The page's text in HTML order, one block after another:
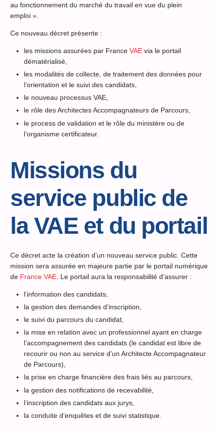
au fonctionnement du marché du travail en vue du plein
emploi ».
Ce nouveau décret présente :
les missions assurées par France VAE via le portail
dématérialisé,
les modalités de collecte, de traitement des données pour
l’orientation et le suivi des candidats,
le nouveau processus VAE,
le rôle des Architectes Accompagnateurs de Parcours,
le process de validation et le rôle du ministère ou de
l’organisme certificateur.
Missions du
service public de
la VAE et du portail
Ce décret acte la création d’un nouveau service public. Cette
mission sera assurée en majeure partie par le portail numérique
de France VAE . Le portail aura la responsabilité d’assurer :
l’information des candidats,
la gestion des demandes d’inscription,
le suivi du parcours du candidat,
la mise en relation avec un professionnel ayant en charge
l’accompagnement des candidats (le candidat est libre de
recourir ou non au service d’un Architecte Accompagnateur
de Parcours),
la prise en charge financière des frais liés au parcours,
la gestion des notifications de recevabilité,
l’inscription des candidats aux jurys,
la conduite d’enquêtes et de suivi statistique.